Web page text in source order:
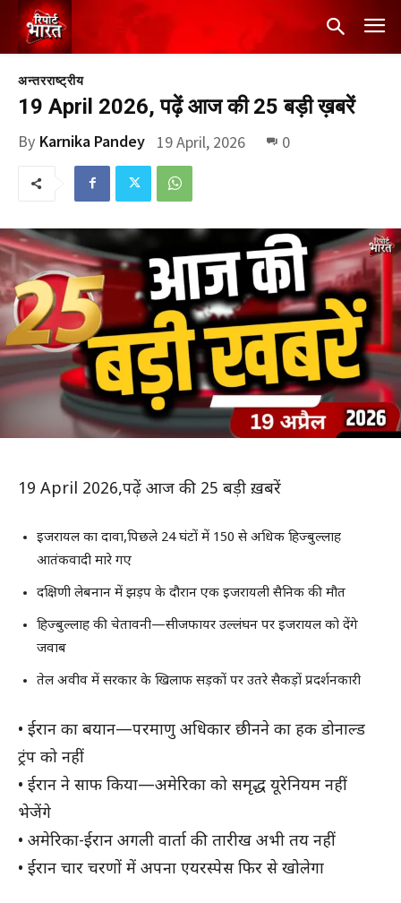
अन्तरराष्ट्रीय
19 April 2026, पढ़ें आज की 25 बड़ी ख़बरें
By Karnika Pandey 19 April, 2026 0
19 April 2026,पढ़ें आज की 25 बड़ी ख़बरें
इजरायल का दावा,पिछले 24 घंटों में 150 से अधिक हिज्बुल्लाह
आतंकवादी मारे गए
दक्षिणी लेबनान में झड़प के दौरान एक इजरायली सैनिक की मौत
हिज्बुल्लाह की चेतावनी—सीजफायर उल्लंघन पर इजरायल को देंगे
जवाब
तेल अवीव में सरकार के खिलाफ सड़कों पर उतरे सैकड़ों प्रदर्शनकारी
• ईरान का बयान—परमाणु अधिकार छीनने का हक डोनाल्ड
ट्रंप को नहीं
• ईरान ने साफ किया—अमेरिका को समृद्ध यूरेनियम नहीं
भेजेंगे
• अमेरिका-ईरान अगली वार्ता की तारीख अभी तय नहीं
• ईरान चार चरणों में अपना एयरस्पेस फिर से खोलेगा